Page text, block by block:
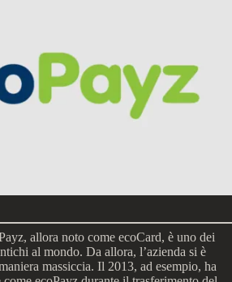
allora noto come ecoCard, è uno dei
al mondo. Da allora, l’azienda si è
massiccia. Il 2013, ad esempio, ha